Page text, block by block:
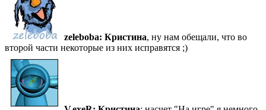
zeleboba: Кристина, ну нам обещали, что во
второй части некоторые из них исправятся ;)